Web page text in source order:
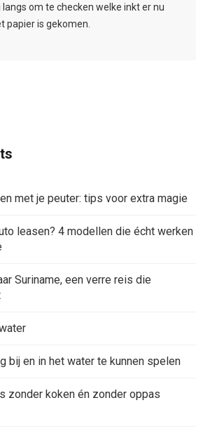
om te checken welke inkt er nu
papier is gekomen.
met je peuter: tips voor extra magie
leasen? 4 modellen die écht werken
Suriname, een verre reis die
bij en in het water te kunnen spelen
zonder koken én zonder oppas